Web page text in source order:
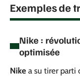
Exemples de
Nike :
optimisée
Nike a su tirer parti